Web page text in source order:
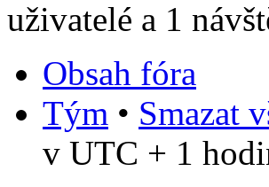
uživatelé a 1
Obsah fóra
Tým • Smazat
v UTC + 1